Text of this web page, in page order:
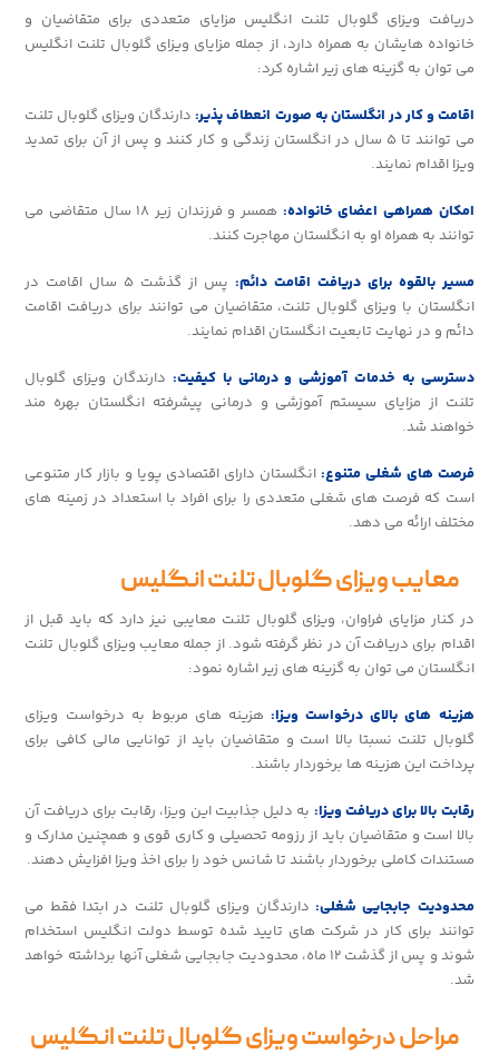
دریافت ویزای گلوبال تلنت انگلیس مزایای متعددی برای متقاضیان و
خانواده هایشان به همراه دارد، از جمله مزایای ویزای گلوبال تلنت انگلیس
می توان به گزینه های زیر اشاره کرد:
اقامت و کار در انگلستان به صورت انعطاف پذیر:دارندگان ویزای گلوبال تلنت
می توانند تا ۵ سال در انگلستان زندگی و کار کنند و پس از آن برای تمدید
ویزا اقدام نمایند.
امکان همراهی اعضای خانواده:
همسر و فرزندان زیر ۱۸ سال متقاضی می
توانند به همراه او به انگلستان مهاجرت کنند.
مسیر بالقوه برای دریافت اقامت دائم:
پس از گذشت ۵ سال اقامت در
انگلستان با ویزای گلوبال تلنت، متقاضیان می توانند برای دریافت اقامت
دائم و در نهایت تابعیت انگلستان اقدام نمایند.
دسترسی به خدمات آموزشی و درمانی با کیفیت: دارندگان ویزای گلوبال
تلنت از مزایای سیستم آموزشی و درمانی پیشرفته انگلستان بهره مند
خواهند شد.
فرصت های شغلی متنوع: انگلستان دارای اقتصادی پویا و بازار کار متنوعی
است که فرصت های شغلی متعددی را برای افراد با استعداد در زمینه های
مختلف ارائه می دهد.
معایب ویزای گلوبال تلنت انگلیس
در کنار مزایای فراوان، ویزای گلوبال تلنت معایبی نیز دارد که باید قبل از
اقدام برای دریافت آن در نظر گرفته شود. از جمله معایب ویزای گلوبال تلنت
انگلستان می توان به گزینه های زیر اشاره نمود:
هزینه های بالای درخواست ویزا:هزینه های مربوط به درخواست ویزای
گلوبال تلنت نسبتا بالا است و متقاضیان باید از توانایی مالی کافی برای
پرداخت این هزینه ها برخوردار باشند.
رقابت بالا برای دریافت ویزا: به دلیل جذابیت این ویزا، رقابت برای دریافت آن
بالا است و متقاضیان باید از رزومه تحصیلی و کاری قوی و همچنین مدارک و
مستندات کاملی برخوردار باشند تا شانس خود را برای اخذ ویزا افزایش دهند.
محدودیت جابجایی شغلی: دارندگان ویزای گلوبال تلنت در ابتدا فقط می
توانند برای کار در شرکت های تایید شده توسط دولت انگلیس استخدام
شوند و پس از گذشت ۱۲ ماه، محدودیت جابجایی شغلی آنها برداشته خواهد
شد.
مراحل درخواست ویزای گلوبال تلنت انگلیس